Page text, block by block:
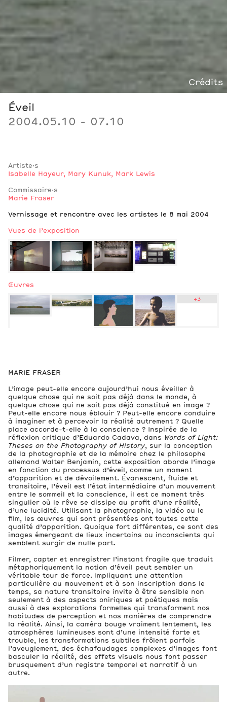
Crédits
Éveil
2004.05.10 - 07.10
Artiste·s
Isabelle Hayeur, Mary Kunuk, Mark Lewis
Commissaire·s
Marie Fraser
Notes
Vernissage et rencontre avec les artistes le 8 mai 2004
Vues de l’exposition
Œuvres
+3
Œuvres
MARIE FRASER
L’image peut-elle encore aujourd’hui nous éveiller à
quelque chose qui ne soit pas déjà dans le monde, à
quelque chose qui ne soit pas déjà constitué en image ?
Peut-elle encore nous éblouir ? Peut-elle encore conduire
à imaginer et à percevoir la réalité autrement ? Quelle
place accorde-t-elle à la conscience ? Inspirée de la
réflexion critique d’Eduardo Cadava, dans Words of Light:
Theses on the Photography of History, sur la conception
de la photographie et de la mémoire chez le philosophe
allemand Walter Benjamin, cette exposition aborde l’image
en fonction du processus d’éveil, comme un moment
d’apparition et de dévoilement. Évanescent, fluide et
transitoire, l’éveil est l’état intermédiaire d’un mouvement
entre le sommeil et la conscience, il est ce moment très
singulier où le rêve se dissipe au profit d’une réalité,
d’une lucidité. Utilisant la photographie, la vidéo ou le
film, les œuvres qui sont présentées ont toutes cette
qualité d’apparition. Quoique fort différentes, ce sont des
images émergeant de lieux incertains ou inconscients qui
semblent surgir de nulle part.
Filmer, capter et enregistrer l’instant fragile que traduit
métaphoriquement la notion d’éveil peut sembler un
véritable tour de force. Impliquant une attention
particulière au mouvement et à son inscription dans le
temps, sa nature transitoire invite à être sensible non
seulement à des aspects oniriques et poétiques mais
aussi à des explorations formelles qui transforment nos
habitudes de perception et nos manières de comprendre
la réalité. Ainsi, la caméra bouge vraiment lentement, les
atmosphères lumineuses sont d’une intensité forte et
trouble, les transformations subtiles frôlent parfois
l’aveuglement, des échafaudages complexes d’images font
basculer la réalité, des effets visuels nous font passer
brusquement d’un registre temporel et narratif à un
autre.